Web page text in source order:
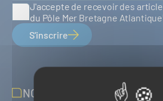
J'accepte de recevoir des
du Pôle Mer Bretagne Atlantique
S'inscrire
NOUS SUIVRE SUR LES